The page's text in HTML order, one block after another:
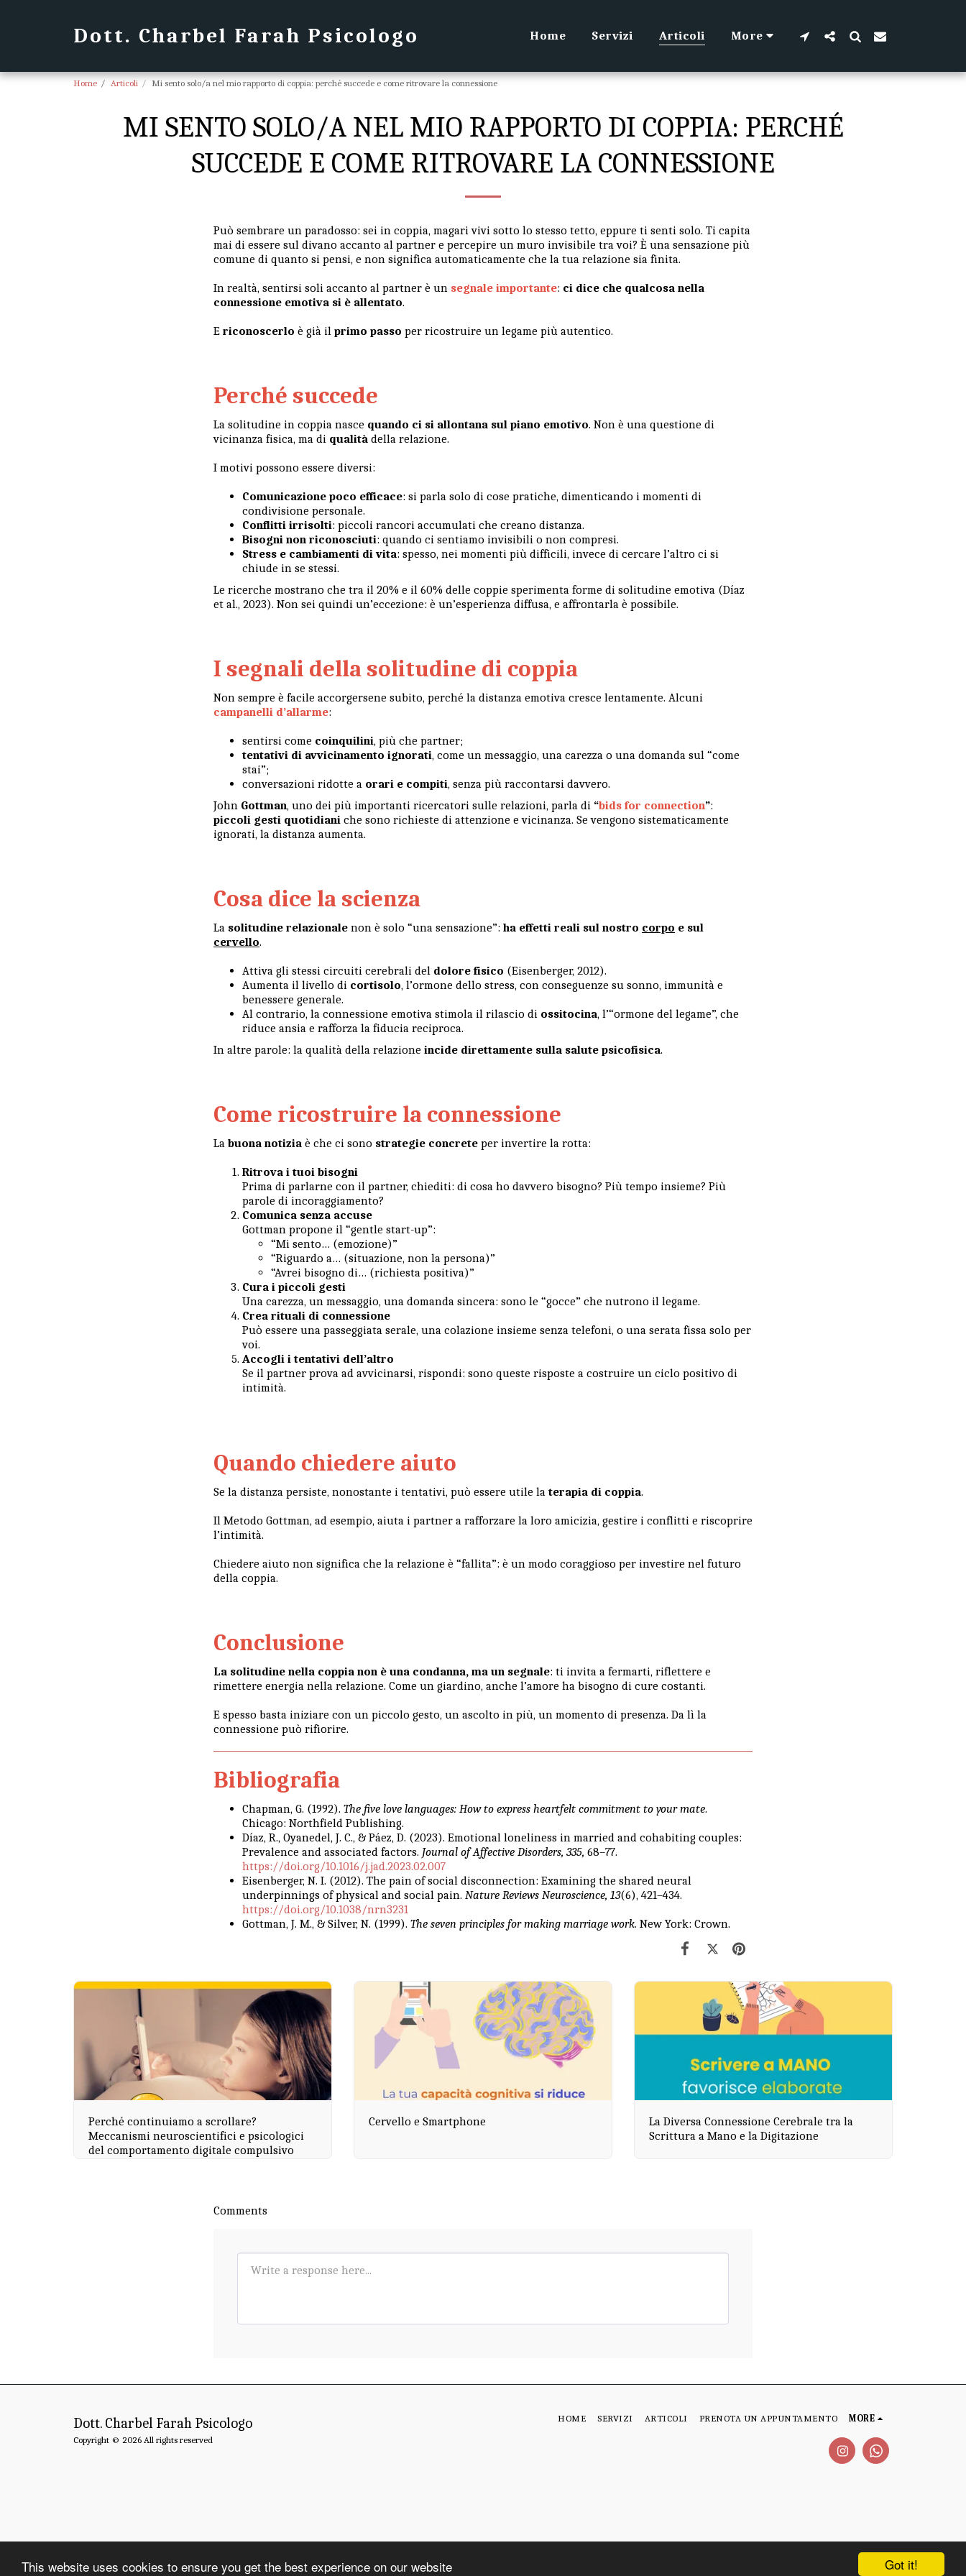
Got it!
This website uses cookies to ensure you get the best experience on our website
Dott. Charbel Farah Psicologo Home Servizi Articoli More
Home Articoli Mi sento solo/a nel mio rapporto di coppia: perché succede e come ritrovare la connessione
MI SENTO SOLO/A NEL MIO RAPPORTO DI COPPIA: PERCHÉ
SUCCEDE E COME RITROVARE LA CONNESSIONE
Può sembrare un paradosso: sei in coppia, magari vivi sotto lo stesso tetto, eppure ti senti solo. Ti capita
mai di essere sul divano accanto al partner e percepire un muro invisibile tra voi? È una sensazione più
comune di quanto si pensi, e non significa automaticamente che la tua relazione sia finita.
In realtà, sentirsi soli accanto al partner è un segnale importante: ci dice che qualcosa nella
connessione emotiva si è allentato.
E riconoscerlo è già il primo passo per ricostruire un legame più autentico.
Perché succede
La solitudine in coppia nasce quando ci si allontana sul piano emotivo. Non è una questione di
vicinanza fisica, ma di qualità della relazione.
I motivi possono essere diversi:
Comunicazione poco efficace: si parla solo di cose pratiche, dimenticando i momenti di
condivisione personale.
Conflitti irrisolti: piccoli rancori accumulati che creano distanza.
Bisogni non riconosciuti: quando ci sentiamo invisibili o non compresi.
Stress e cambiamenti di vita: spesso, nei momenti più difficili, invece di cercare l’altro ci si
chiude in se stessi.
Le ricerche mostrano che tra il 20% e il 60% delle coppie sperimenta forme di solitudine emotiva (Díaz
et al., 2023). Non sei quindi un’eccezione: è un’esperienza diffusa, e affrontarla è possibile.
I segnali della solitudine di coppia
Non sempre è facile accorgersene subito, perché la distanza emotiva cresce lentamente. Alcuni
campanelli d’allarme:
sentirsi come coinquilini, più che partner;
tentativi di avvicinamento ignorati, come un messaggio, una carezza o una domanda sul “come
stai”;
conversazioni ridotte a orari e compiti, senza più raccontarsi davvero.
John Gottman, uno dei più importanti ricercatori sulle relazioni, parla di “bids for connection”:
piccoli gesti quotidiani che sono richieste di attenzione e vicinanza. Se vengono sistematicamente
ignorati, la distanza aumenta.
Cosa dice la scienza
La solitudine relazionale non è solo “una sensazione”: ha effetti reali sul nostro corpo e sul
cervello.
Attiva gli stessi circuiti cerebrali del dolore fisico (Eisenberger, 2012).
Aumenta il livello di cortisolo, l’ormone dello stress, con conseguenze su sonno, immunità e
benessere generale.
Al contrario, la connessione emotiva stimola il rilascio di ossitocina, l’“ormone del legame”, che
riduce ansia e rafforza la fiducia reciproca.
In altre parole: la qualità della relazione incide direttamente sulla salute psicofisica.
Come ricostruire la connessione
La buona notizia è che ci sono strategie concrete per invertire la rotta:
Ritrova i tuoi bisogni
Prima di parlarne con il partner, chiediti: di cosa ho davvero bisogno? Più tempo insieme? Più
parole di incoraggiamento?
Comunica senza accuse
Gottman propone il “gentle start-up”:
“Mi sento… (emozione)”
“Riguardo a… (situazione, non la persona)”
“Avrei bisogno di… (richiesta positiva)”
Cura i piccoli gesti
Una carezza, un messaggio, una domanda sincera: sono le “gocce” che nutrono il legame.
Crea rituali di connessione
Può essere una passeggiata serale, una colazione insieme senza telefoni, o una serata fissa solo per
voi.
Accogli i tentativi dell’altro
Se il partner prova ad avvicinarsi, rispondi: sono queste risposte a costruire un ciclo positivo di
intimità.
Quando chiedere aiuto
Se la distanza persiste, nonostante i tentativi, può essere utile laterapia di coppia.
Il Metodo Gottman, ad esempio, aiuta i partner a rafforzare la loro amicizia, gestire i conflitti e riscoprire
l’intimità.
Chiedere aiuto non significa che la relazione è “fallita”: è un modo coraggioso per investire nel futuro
della coppia.
Conclusione
La solitudine nella coppia non è una condanna, ma un segnale: ti invita a fermarti, riflettere e
rimettere energia nella relazione. Come un giardino, anche l’amore ha bisogno di cure costanti.
E spesso basta iniziare con un piccolo gesto, un ascolto in più, un momento di presenza. Da lì la
connessione può rifiorire.
Bibliografia
Chapman, G. (1992). The five love languages: How to express heartfelt commitment to your mate.
Chicago: Northfield Publishing.
Díaz, R., Oyanedel, J. C., & Páez, D. (2023). Emotional loneliness in married and cohabiting couples:
Prevalence and associated factors. Journal of Affective Disorders, 335, 68–77.
https://doi.org/10.1016/j.jad.2023.02.007
Eisenberger, N. I. (2012). The pain of social disconnection: Examining the shared neural
underpinnings of physical and social pain. Nature Reviews Neuroscience, 13(6), 421–434.
https://doi.org/10.1038/nrn3231
Gottman, J. M., & Silver, N. (1999). The seven principles for making marriage work. New York: Crown.
Perché continuiamo a scrollare?
Meccanismi neuroscientifici e psicologici
del comportamento digitale compulsivo
Cervello e Smartphone
La Diversa Connessione Cerebrale tra la
Scrittura a Mano e la Digitazione
Comments
Dott. Charbel Farah Psicologo
Copyright © 2026 All rights reserved
HOME SERVIZI ARTICOLI PRENOTA UN APPUNTAMENTO MORE